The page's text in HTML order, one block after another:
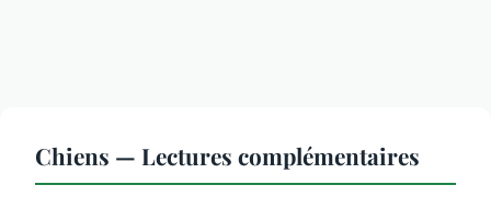
Chiens — Lectures complémentaires